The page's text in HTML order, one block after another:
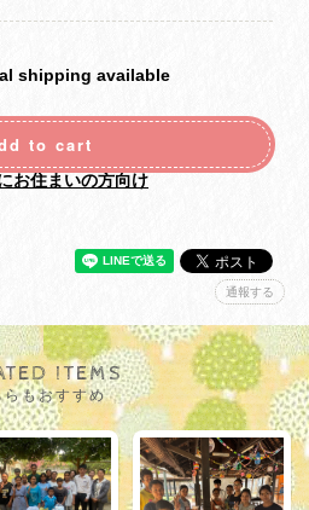
shipping available
to cart
お住まいの方向け
通報する
ITEMS
らもおすすめ